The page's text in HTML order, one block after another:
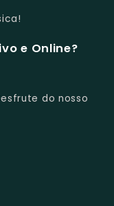
e Online?
do nosso